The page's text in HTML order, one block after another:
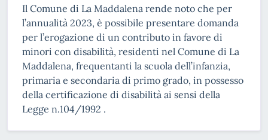
Il Comune di La Maddalena rende noto che per
l’annualità 2023, è possibile presentare domanda
per l’erogazione di un contributo in favore di
minori con disabilità, residenti nel Comune di La
Maddalena, frequentanti la scuola dell’infanzia,
primaria e secondaria di primo grado, in possesso
della certificazione di disabilità ai sensi della
Legge n.104/1992 .